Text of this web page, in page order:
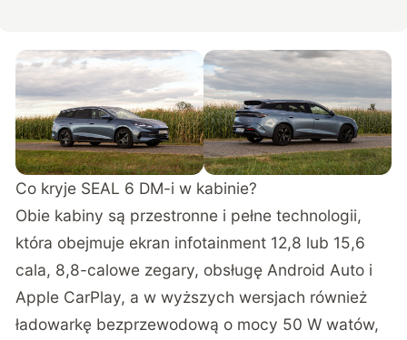
Co kryje SEAL 6 DM-i w kabinie?
Obie kabiny są przestronne i pełne technologii,
która obejmuje ekran infotainment 12,8 lub 15,6
cala, 8,8-calowe zegary, obsługę Android Auto i
Apple CarPlay, a w wyższych wersjach również
ładowarkę bezprzewodową o mocy 50 W watów,